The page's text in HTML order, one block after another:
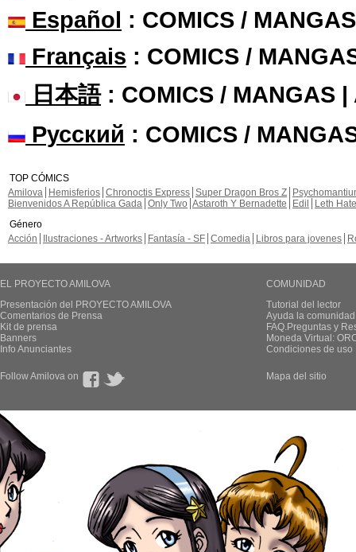
Español : COMICS /
Français : COMICS /
日本語: COMICS / MANGAS |
Русский : COMICS /
TOP CÓMICS
Amilova
Hemisferios Chronoctis Express Super Dragon Bros Z
Bienvenidos A República Gada Only Two Astaroth Y Bernadette Edil
Leth Hate
Género
Acción
Ilustraciones - Artworks Fantasía - SF Comedia Libros para jovenes
EL PROYECTO AMILOVA
Presentación del PROYECTO AMILOVA
Comentarios de Prensa
Kit de prensa
Banners
Info Anunciantes
COMUNIDAD
Tutorial del lector
Ayuda la
FAQ.Preguntas y
Moneda Virtual:
Condiciones de uso
Follow Amilova on Mapa del sitio